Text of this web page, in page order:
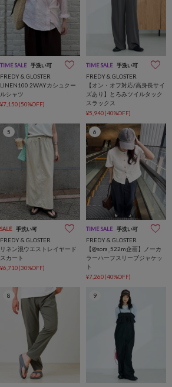
TIME SALE 手洗い可
FREDY & GLOSTER
LINEN100 2WAYカシュクー
ルシャツ
¥7,150(50%OFF)
TIME SALE 手洗い可
FREDY & GLOSTER
【オン・オフ対応/高身長サイ
ズあり】とろみツイルタック
スラックス
¥5,940(40%OFF)
5
SALE 手洗い可
FREDY & GLOSTER
リネン混ウエストレイヤード
スカート
¥6,710(30%OFF)
6
TIME SALE 手洗い可
FREDY & GLOSTER
【@sora_522m企画】ノーカ
ラーハーフスリーブジャケッ
ト
¥7,260(40%OFF)
8 9